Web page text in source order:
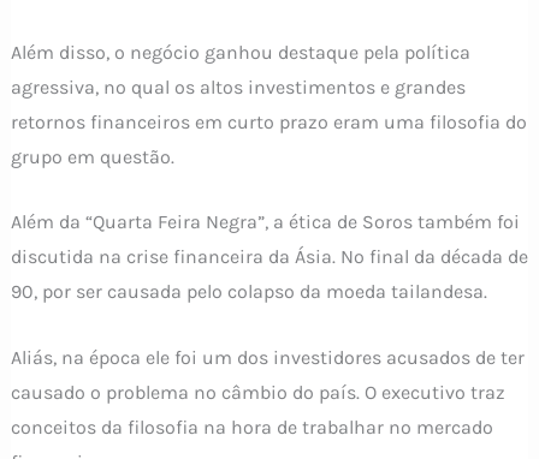
Além disso, o negócio ganhou destaque pela política
agressiva, no qual os altos investimentos e grandes
retornos financeiros em curto prazo eram uma filosofia do
grupo em questão.
Além da “Quarta Feira Negra”, a ética de Soros também foi
discutida na crise financeira da Ásia. No final da década de
90, por ser causada pelo colapso da moeda tailandesa.
Aliás, na época ele foi um dos investidores acusados de ter
causado o problema no câmbio do país. O executivo traz
conceitos da filosofia na hora de trabalhar no mercado